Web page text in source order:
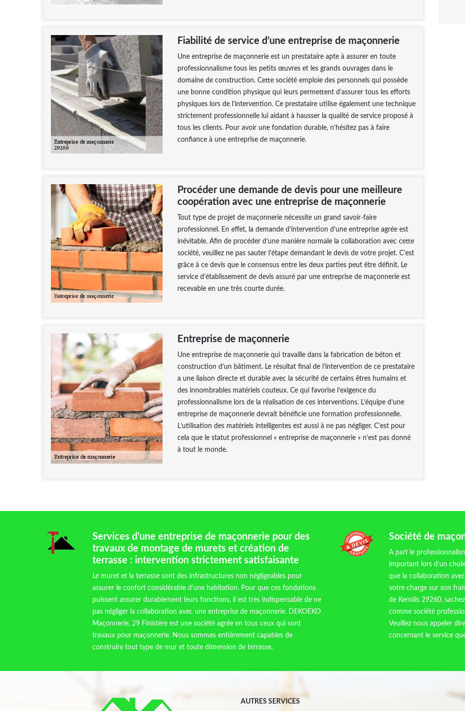
Fiabilité de service d’une entreprise de maçonnerie
Une entreprise de maçonnerie est un prestataire apte à assurer en toute
professionnalisme tous les petits œuvres et les grands ouvrages dans le
domaine de construction. Cette société emploie des personnels qui possède
une bonne condition physique qui leurs permettent d’assurer tous les efforts
physiques lors de l’intervention. Ce prestataire utilise également une technique
strictement professionnelle lui aidant à hausser la qualité de service proposé à
tous les clients. Pour avoir une fondation durable, n’hésitez pas à faire
confiance à une entreprise de maçonnerie.
Procéder une demande de devis pour une meilleure
coopération avec une entreprise de maçonnerie
Tout type de projet de maçonnerie nécessite un grand savoir-faire
professionnel. En effet, la demande d’intervention d’une entreprise agrée est
inévitable. Afin de procéder d’une manière normale la collaboration avec cette
société, veuillez ne pas sauter l’étape demandant le devis de votre projet. C’est
grâce à ce devis que le consensus entre les deux parties peut être définit. Le
service d’établissement de devis assuré par une entreprise de maçonnerie est
recevable en une très courte durée.
Entreprise de maçonnerie
Une entreprise de maçonnerie qui travaille dans la fabrication de béton et
construction d’un bâtiment. Le résultat final de l’intervention de ce prestataire
a une liaison directe et durable avec la sécurité de certains êtres humains et
des innombrables matériels couteux. Ce qui favorise l’exigence du
professionnalisme lors de la réalisation de ces interventions. L’équipe d’une
entreprise de maçonnerie devrait bénéficie une formation professionnelle.
L’utilisation des matériels intelligentes est aussi à ne pas négliger. C’est pour
cela que le statut professionnel « entreprise de maçonnerie » n’est pas donné
à tout le monde.
Services d’une entreprise de maçonnerie pour des
travaux de montage de murets et création de
terrasse : intervention strictement satisfaisante
Le muret et la terrasse sont des infrastructures non négligeables pour
assurer le confort considérable d’une habitation. Pour que ces fondations
puissent assurer durablement leurs fonctions, il est très indispensable de ne
pas négliger la collaboration avec une entreprise de maçonnerie. DEKOEKO
Maçonnerie, 29 Finistère est une société agrée en tous ceux qui sont
travaux pour maçonnerie. Nous sommes entièrement capables de
construire tout type de mur et toute dimension de terrasse.
Société de
A part le
important lors d’un
que la collaboration
votre charge sur son
de Kernilis 29260,
comme société
Veuillez nous appeler
concernant le service
AUTRES SERVICES